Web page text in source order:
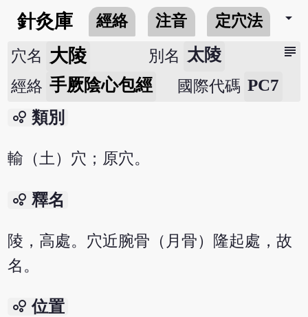
針灸庫 經絡 注音 定穴法 arrow_drop_down
subject
穴名 大陵 別名 太陵
經絡 手厥陰心包經 國際代碼 PC7
bubble_chart 類別
輸（土）穴；原穴。
bubble_chart 釋名
陵，高處。穴近腕骨（月骨）隆起處，故
名。
bubble_chart 位置